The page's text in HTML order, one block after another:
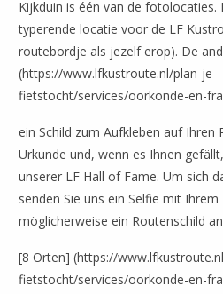
Kijkduin is één van de fotolocaties.
typerende locatie voor de LF
routebordje als jezelf erop). De
(https://www.lfkustroute.nl/plan-je-
fietstocht/services/oorkonde-en-
ein Schild zum Aufkleben auf Ihren
Urkunde und, wenn es Ihnen
unserer LF Hall of Fame. Um sich
senden Sie uns ein Selfie mit Ihrem
möglicherweise ein Routenschild an
[8 Orten] (https://
fietstocht/services/oorkonde-en-